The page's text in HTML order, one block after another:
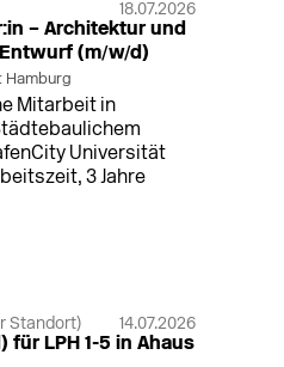
18.07.2026
– Architektur und
(m/w/d)
Hamburg
Mitarbeit in
Universität
3 Jahre
Standort) 14.07.2026
für LPH 1-5 in Ahaus